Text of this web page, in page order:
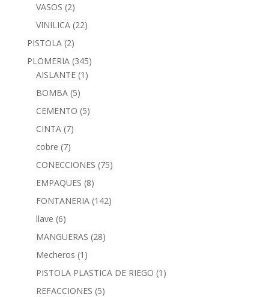
VASOS (2)
VINILICA (22)
PISTOLA (2)
PLOMERIA (345)
AISLANTE (1)
BOMBA (5)
CEMENTO (5)
CINTA (7)
cobre (7)
CONECCIONES (75)
EMPAQUES (8)
FONTANERIA (142)
llave (6)
MANGUERAS (28)
Mecheros (1)
PISTOLA PLASTICA DE RIEGO (1)
REFACCIONES (5)